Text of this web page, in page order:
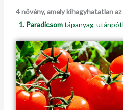
4 növény, amely kihagyhatatlan
1. Paradicsomtápanyag-